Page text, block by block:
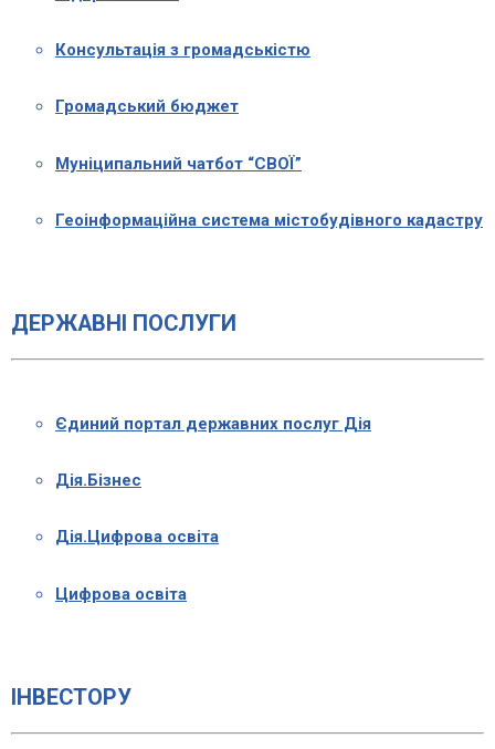
Консультація з громадськістю
Громадський бюджет
Муніципальний чатбот “СВОЇ”
Геоінформаційна система містобудівного кадастру
ДЕРЖАВНІ ПОСЛУГИ
Єдиний портал державних послуг Дія
Дія.Бізнес
Дія.Цифрова освіта
Цифрова освіта
ІНВЕСТОРУ